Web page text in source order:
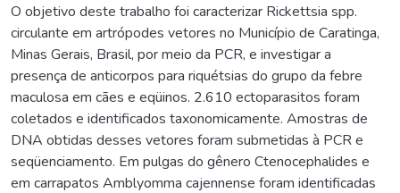
O objetivo deste trabalho foi caracterizar Rickettsia spp.
circulante em artrópodes vetores no Município de Caratinga,
Minas Gerais, Brasil, por meio da PCR, e investigar a
presença de anticorpos para riquétsias do grupo da febre
maculosa em cães e eqüinos. 2.610 ectoparasitos foram
coletados e identificados taxonomicamente. Amostras de
DNA obtidas desses vetores foram submetidas à PCR e
seqüenciamento. Em pulgas do gênero Ctenocephalides e
em carrapatos Amblyomma cajennense foram identificadas